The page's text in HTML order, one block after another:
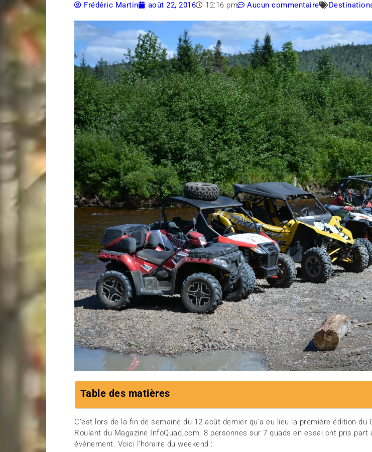
Frédéric Martin août 22, 2016 12:16 pm Aucun commentaire
Table des matières
C’est lors de la fin de semaine du 12 août dernier qu’a eu lieu la première édition du
Roulant du Magazine InfoQuad.com. 8 personnes sur 7 quads en essai ont pris part
événement. Voici l’horaire du weekend :